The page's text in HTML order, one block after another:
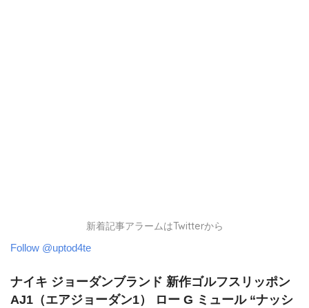
新着記事アラームはTwitterから
Follow @uptod4te
ナイキ ジョーダンブランド 新作ゴルフスリッポン
AJ1（エアジョーダン1） ロー G ミュール “ナッシ